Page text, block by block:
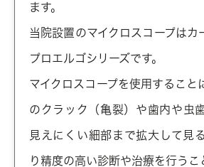
ます。
当院設置のマイクロスコープはカ
プロエルゴシリーズです。
マイクロスコープを使用すること
のクラック（亀裂）や歯内や虫
見えにくい細部まで拡大して見
り精度の高い診断や治療を行うこ